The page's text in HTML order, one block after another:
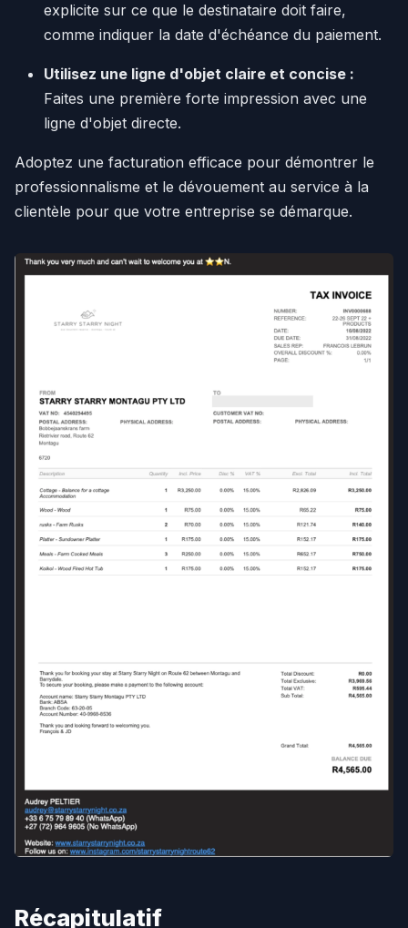
explicite sur ce que le destinataire doit faire,
comme indiquer la date d'échéance du paiement.
Utilisez une ligne d'objet claire et concise :
Faites une première forte impression avec une
ligne d'objet directe.
Adoptez une facturation efficace pour démontrer le
professionnalisme et le dévouement au service à la
clientèle pour que votre entreprise se démarque.
Récapitulatif